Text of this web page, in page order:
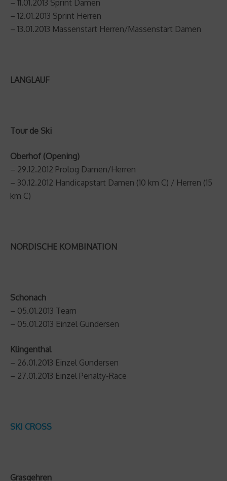
– 11.01.2013 Sprint Damen
– 12.01.2013 Sprint Herren
– 13.01.2013 Massenstart Herren/Massenstart Damen
LANGLAUF
Tour de Ski
Oberhof (Opening)
– 29.12.2012 Prolog Damen/Herren
– 30.12.2012 Handicapstart Damen (10 km C) / Herren (15
km C)
NORDISCHE KOMBINATION
Schonach
– 05.01.2013 Team
– 05.01.2013 Einzel Gundersen
Klingenthal
– 26.01.2013 Einzel Gundersen
– 27.01.2013 Einzel Penalty-Race
SKI CROSS
Grasgehren